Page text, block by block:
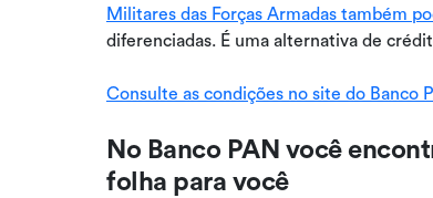
Militares das Forças Armadas também
diferenciadas. É uma alternativa de
Consulte as condições no site do Banco
No Banco PAN você
folha para você